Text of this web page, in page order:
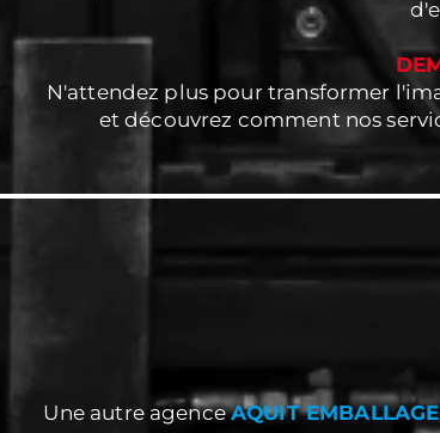
N'attendez plus pour transformer
et découvrez comment nos
Une autre agenceAQUIT EMBALLAGE